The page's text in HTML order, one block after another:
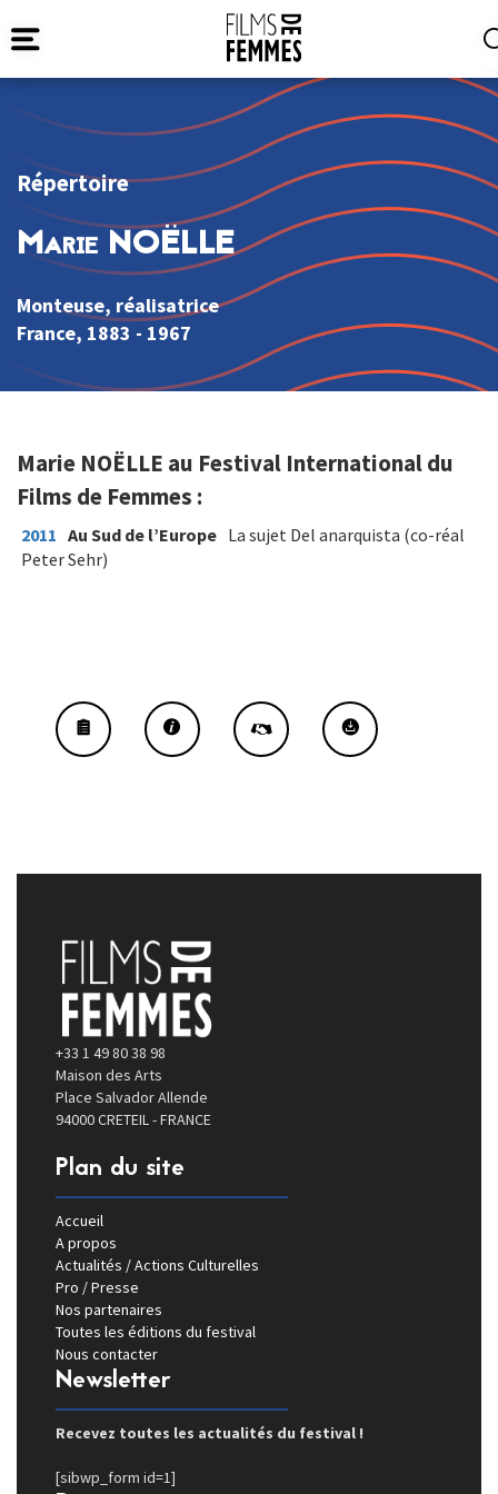
Répertoire
Marie NOËLLE
Monteuse, réalisatrice
France, 1883 - 1967
Marie NOËLLE au Festival International du
Films de Femmes :
2011 Au Sud de l’Europe La sujet Del anarquista (co-réal
Peter Sehr)
+33 1 49 80 38 98
Maison des Arts
Place Salvador Allende
94000 CRETEIL - FRANCE
Plan du site
Accueil
A propos
Actualités / Actions Culturelles
Pro / Presse
Nos partenaires
Toutes les éditions du festival
Nous contacter
Newsletter
Recevez toutes les actualités du festival !
[sibwp_form id=1]